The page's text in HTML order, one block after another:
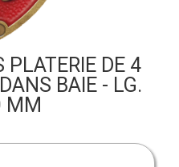
DE 4
BAIE - LG.
MM